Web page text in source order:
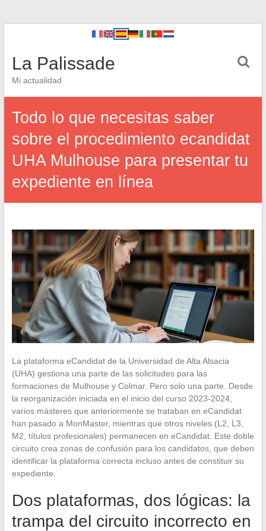
La Palissade
Mi actualidad
Todo lo que necesitas saber
sobre el procedimiento ecandidat
UHA Mulhouse para presentar tu
expediente en línea
La plataforma eCandidat de la Universidad de Alta Alsacia
(UHA) gestiona una parte de las solicitudes para las
formaciones de Mulhouse y Colmar. Pero solo una parte. Desde
la reorganización iniciada en el inicio del curso 2023-2024,
varios másteres que anteriormente se trataban en eCandidat
han pasado a MonMaster, mientras que otros niveles (L2, L3,
M2, títulos profesionales) permanecen en eCandidat. Este doble
circuito crea zonas de confusión para los candidatos, que deben
identificar la plataforma correcta incluso antes de constituir su
expediente.
Dos plataformas, dos lógicas: la
trampa del circuito incorrecto en